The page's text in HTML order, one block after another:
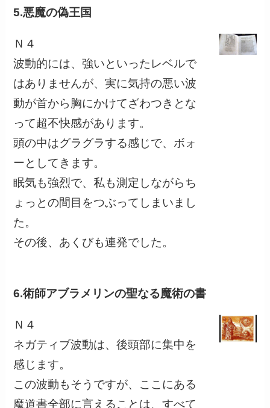
5.悪魔の偽王国
Ｎ４
波動的には、強いといったレベルで
はありませんが、実に気持の悪い波
動が首から胸にかけてざわつきとな
って超不快感があります。
頭の中はグラグラする感じで、ボォ
ーとしてきます。
眠気も強烈で、私も測定しながらち
ょっとの間目をつぶってしまいまし
た。
その後、あくびも連発でした。
6.術師アブラメリンの聖なる魔術の書
Ｎ４
ネガティブ波動は、後頭部に集中を
感じます。
この波動もそうですが、ここにある
魔道書全部に言えることは、すべて